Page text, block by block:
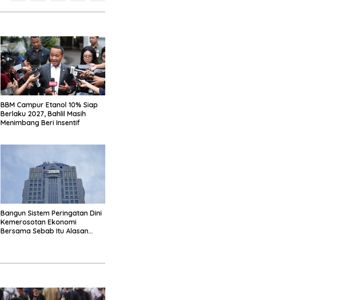
BBM Campur Etanol 10% Siap
Berlaku 2027, Bahlil Masih
Menimbang Beri Insentif
Bangun Sistem Peringatan Dini
Kemerosotan Ekonomi
Bersama Sebab Itu Alasan